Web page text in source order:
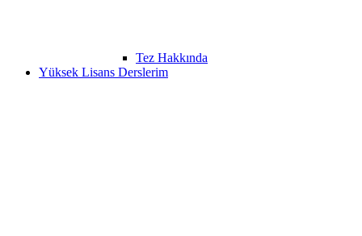
Tez Hakkında
Yüksek Lisans Derslerim